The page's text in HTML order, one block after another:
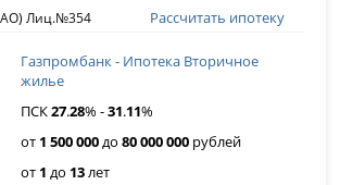
Лиц.№354 Рассчитать ипотеку
Газпромбанк - Ипотека Вторичное
жилье
ПСК27.28% -31.11%
от 1 500 000до80 000 000 рублей
от 1 до 13лет